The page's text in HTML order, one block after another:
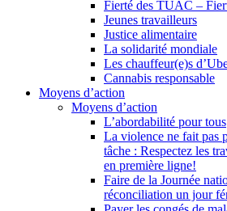
Fierté des TUAC –
Jeunes travailleurs
Justice alimentaire
La solidarité mondiale
Les chauffeur(e)s
Cannabis responsable
Moyens d’action
Moyens d’action
L’abordabilité pour tous
La violence ne fait pas
tâche : Respectez les
en première ligne!
Faire de la Journée
réconciliation un jour